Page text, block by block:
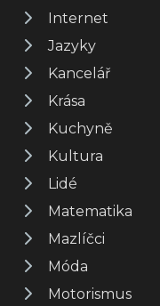
Internet
Jazyky
Kancelář
Krása
Kuchyně
Kultura
Lidé
Matematika
Mazlíčci
Móda
Motorismus